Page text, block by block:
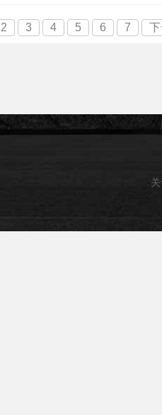
2 3 4 5 6 7